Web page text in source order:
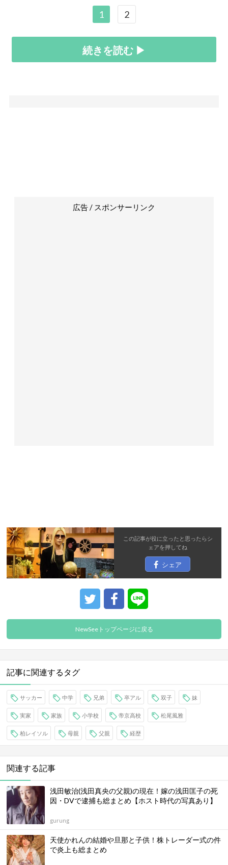
1 2
続きを読む ▶
広告 / スポンサーリンク
この記事が役に立ったと思ったらシ
ェアを押してね
シェア
NewSeeトップページに戻る
記事に関連するタグ
サッカー 中学 兄弟 卒アル 双子 妹
実家 家族 小学校 帝京高校 松尾風雅
柏レイソル 母親 父親 経歴
関連する記事
浅田敏治(浅田真央の父親)の現在！嫁の浅田匡子の死
因・DVで逮捕も総まとめ【ホスト時代の写真あり】
gurung
天使かれんの結婚や旦那と子供！株トレーダー式の件
で炎上も総まとめ